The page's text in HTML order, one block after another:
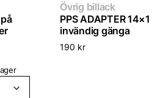
Övrig billack
PPS ADAPTER 14×1
invändig gänga
190 kr